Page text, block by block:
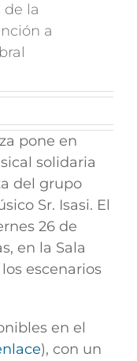
de la
a
pone en
solidaria
del grupo
Sr. Isasi. El
26 de
en la Sala
escenarios
en el
), con un